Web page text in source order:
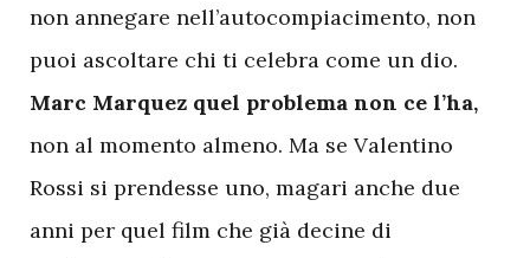
non annegare nell’autocompiacimento, non
puoi ascoltare chi ti celebra come un dio.
Marc Marquez quel problema non ce l’ha,
non al momento almeno. Ma se Valentino
Rossi si prendesse uno, magari anche due
anni per quel film che già decine di